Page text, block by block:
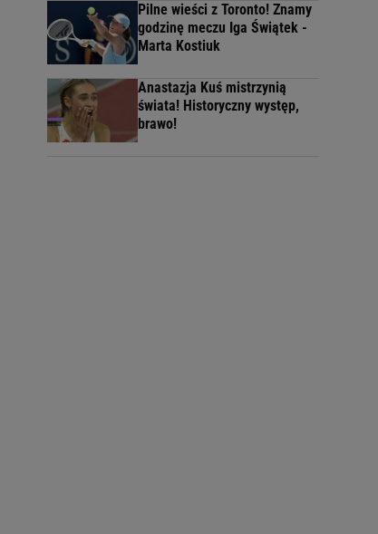
Pilne wieści z Toronto! Znamy
godzinę meczu Iga Świątek -
Marta Kostiuk
Anastazja Kuś mistrzynią
świata! Historyczny występ,
brawo!